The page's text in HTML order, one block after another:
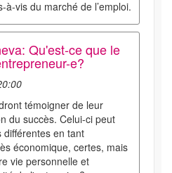
vis du marché de l’emploi.
Qu'est-ce que le
e?
témoigner de leur
du succès. Celui-ci peut
en tant
économique, certes, mais
vie personnelle et